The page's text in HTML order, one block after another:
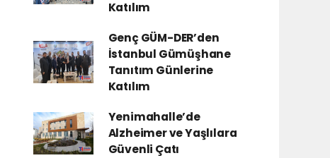
Katılım
Genç GÜM-DER’den
İstanbul Gümüşhane
Tanıtım Günlerine
Katılım
Yenimahalle’de
Alzheimer ve Yaşlılara
Güvenli Çatı